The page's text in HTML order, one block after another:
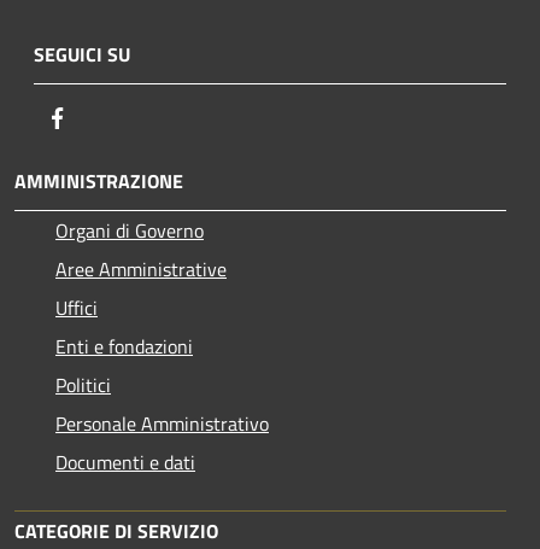
SEGUICI SU
AMMINISTRAZIONE
Organi di Governo
Aree Amministrative
Uffici
Enti e fondazioni
Politici
Personale Amministrativo
Documenti e dati
CATEGORIE DI SERVIZIO